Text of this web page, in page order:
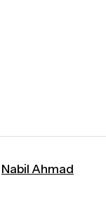
Nabil Ahmad